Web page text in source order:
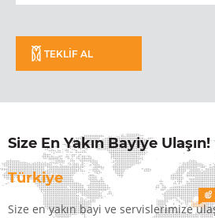
TEKLİF AL
Size En Yakın Bayiye Ulaşın!
Türkiye
Size en yakın bayi ve servislerimize